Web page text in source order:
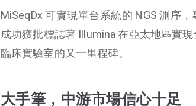
MiSeqDx 可實現單台系統的 NGS 測序
成功獲批標誌著 Illumina 在亞太地區實
臨床實驗室的又一里程碑。
大手筆，中游市場信心十足